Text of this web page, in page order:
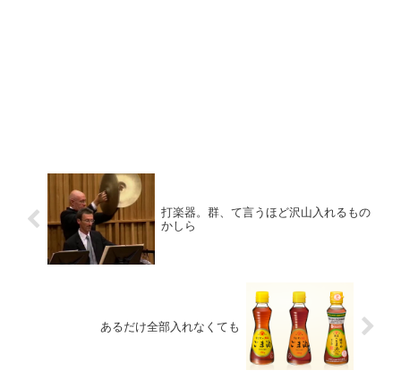
打楽器。群、て言うほど沢山入れるもの
かしら
あるだけ全部入れなくても